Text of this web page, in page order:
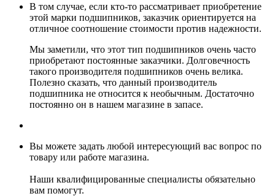
В том случае, если кто-то рассматривает приобретение
этой марки подшипников, заказчик ориентируется на
отличное соотношение стоимости против надежности.
Мы заметили, что этот тип подшипников очень часто
приобретают постоянные заказчики. Долговечность
такого производителя подшипников очень велика.
Полезно сказать, что данный производитель
подшипника не относится к необычным. Достаточно
постоянно он в нашем магазине в запасе.
Вы можете задать любой интересующий вас вопрос по
товару или работе магазина.
Наши квалифицированные специалисты обязательно
вам помогут.